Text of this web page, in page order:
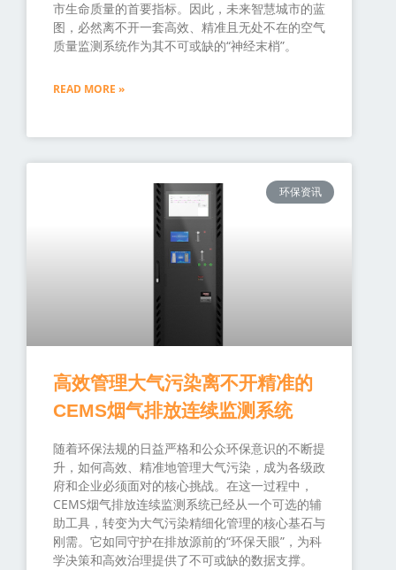
市生命质量的首要指标。因此，未来智慧城市的蓝
图，必然离不开一套高效、精准且无处不在的空气
质量监测系统作为其不可或缺的“神经末梢”。
READ MORE »
环保资讯
高效管理大气污染离不开精准的
CEMS烟气排放连续监测系统
随着环保法规的日益严格和公众环保意识的不断提
升，如何高效、精准地管理大气污染，成为各级政
府和企业必须面对的核心挑战。在这一过程中，
CEMS烟气排放连续监测系统已经从一个可选的辅
助工具，转变为大气污染精细化管理的核心基石与
刚需。它如同守护在排放源前的“环保天眼”，为科
学决策和高效治理提供了不可或缺的数据支撑。